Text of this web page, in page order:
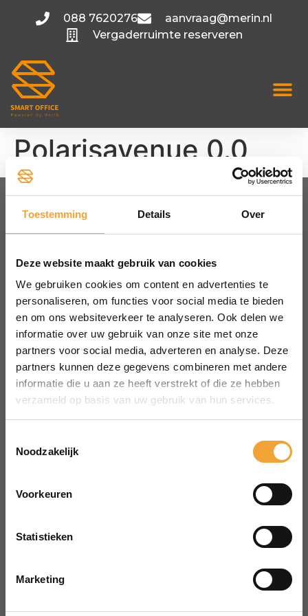
Toestemming Details Over
Deze website maakt gebruik van cookies
We gebruiken cookies om content en advertenties te
personaliseren, om functies voor social media te bieden
en om ons websiteverkeer te analyseren. Ook delen we
informatie over uw gebruik van onze site met onze
partners voor social media, adverteren en analyse. Deze
partners kunnen deze gegevens combineren met andere
informatie die u aan ze heeft verstrekt of die ze hebben
verzameld op basis van uw gebruik van hun services.
Noodzakelijk
Voorkeuren
Statistieken
Marketing
088 7620276
aanvraag@merin.nl
Vergaderruimte reserveren
Polarisavenue 0.0
Utrecht
Hoofddorp
Bekijk alle locaties
MENU
Over Smart Office
Hoe het werkt
Veelgestelde vragen
Reserveren vergaderruimte
088 7620276
Jachthavenweg 109H